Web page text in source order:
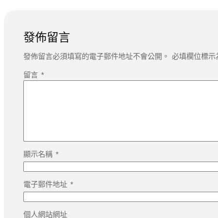
發佈留言
發佈留言必須填寫的電子郵件地址不會公開。 必填欄位標
留言 *
顯示名稱 *
電子郵件地址 *
個人網站網址